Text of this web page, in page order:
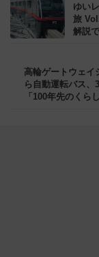
ゆい
旅
解説
高輪ゲートウェイ
ら自動運転バス、
「100年先のくら